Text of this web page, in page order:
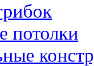
потолки